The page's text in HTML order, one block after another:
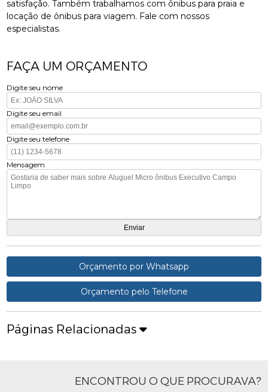
satisfação. Também trabalhamos com ônibus para praia e
locação de ônibus para viagem. Fale com nossos
especialistas.
FAÇA UM ORÇAMENTO
Digite seu nome
Digite seu email
Digite seu telefone
Mensagem
Orçamento por Whatsapp
Orçamento pelo Telefone
Páginas Relacionadas
ENCONTROU O QUE PROCURAVA?